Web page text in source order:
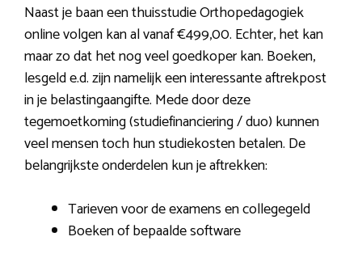
Naast je baan een thuisstudie Orthopedagogiek
online volgen kan al vanaf €499,00. Echter, het kan
maar zo dat het nog veel goedkoper kan. Boeken,
lesgeld e.d. zijn namelijk een interessante aftrekpost
in je belastingaangifte. Mede door deze
tegemoetkoming (studiefinanciering / duo) kunnen
veel mensen toch hun studiekosten betalen. De
belangrijkste onderdelen kun je aftrekken:
Tarieven voor de examens en collegegeld
Boeken of bepaalde software